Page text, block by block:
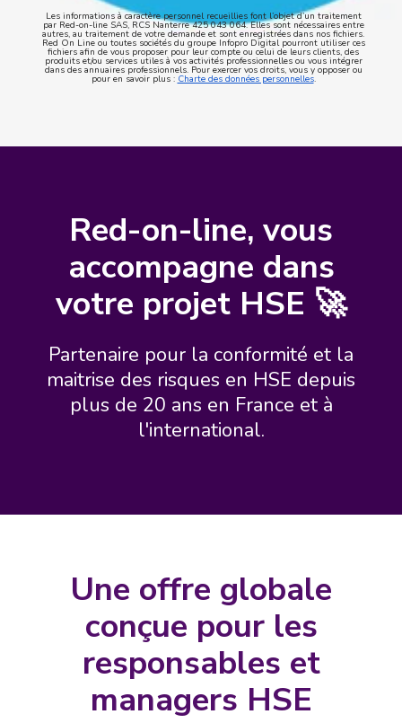
Les informations à caractère personnel recueillies font l’objet d’un traitement
par Red-on-line SAS, RCS Nanterre 425 043 064. Elles sont nécessaires entre
autres, au traitement de votre demande et sont enregistrées dans nos fichiers.
Red On Line ou toutes sociétés du groupe Infopro Digital pourront utiliser ces
fichiers afin de vous proposer pour leur compte ou celui de leurs clients, des
produits et/ou services utiles à vos activités professionnelles ou vous intégrer
dans des annuaires professionnels. Pour exercer vos droits, vous y opposer ou
pour en savoir plus : Charte des données personnelles.
Red-on-line, vous
accompagne dans
votre projet HSE 🚀
Partenaire pour la conformité et la
maitrise des risques en HSE depuis
plus de 20 ans en France et à
l'international.
Une offre globale
conçue pour les
responsables et
managers HSE